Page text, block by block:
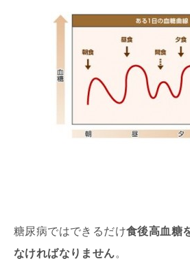
糖尿病ではできるだけ食後高血糖
なければなりません。